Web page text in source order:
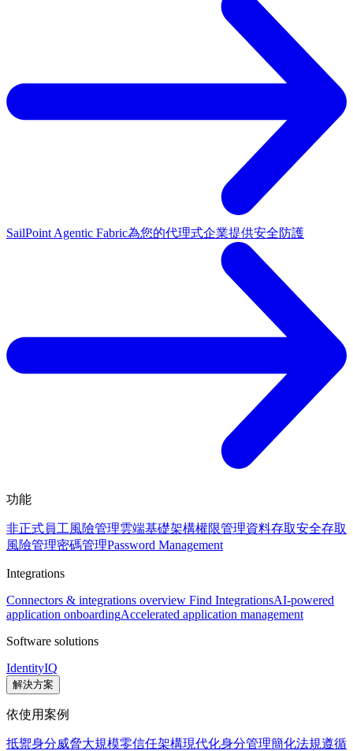
SailPoint Agentic Fabric為您的代理式企業提供安全防護
功能
非正式員工風險管理雲端基礎架構權限管理資料存取安全存取
風險管理密碼管理Password Management
Integrations
Connectors & integrations overview Find IntegrationsAI-powered
application onboardingAccelerated application management
Software solutions
IdentityIQ
解決方案
依使用案例
抵禦身分威脅大規模零信任架構現代化身分管理簡化法規遵循